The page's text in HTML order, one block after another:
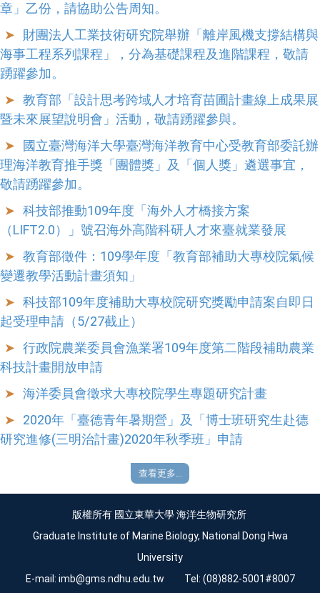
章」乙份，請協助公告周知。
財團法人工業技術研究院舉辦「離岸風機支撐結構與
海事工程系列課程」，分為基礎課程及進階課程，敬請
踴躍參加。
教育部「設計思考跨域人才培育苗圃計畫線上成果展
暨未來展望說明會」活動，敬請踴躍參與。
國立臺灣海洋大學臺灣海洋教育中心受教育部委託辦
理海洋教育推手獎「團體獎」及「個人獎」遴選事宜，
敬請踴躍參加。
科技部推動109年度「海外人才橋接方案
（LIFT2.0）」號召海外高階科研人才來臺就業發展
教育部徵件：109學年度「教育部補助大專校院氣候
變遷教學活動計畫須知」
科技部109年度補助大專校院研究獎勵申請案自即日
起受理申請（5/27截止）
行政院農業委員會漁業署109年度第二階段補助農業
科技計畫開放申請
海洋委員會徵求大專校院學生專題研究計畫
2020年「臺德青年暑期營」及「博士班研究生赴德
研究進修(三明治計畫)2020年秋季班」申請
查看更多...
版權所有 國立東華大學 海洋生物研究所
Graduate Institute of Marine Biology, National Dong Hwa
University
E-mail: imb@gms.ndhu.edu.tw Tel: (08)882-5001#8007